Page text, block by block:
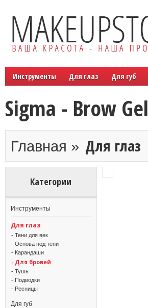
Инструменты Для глаз Для губ
Sigma - Brow Gel
Главная » Для глаз
Категории
Инструменты
Для глаз
- Тени для век
- Основа под тени
- Карандаши
- Для бровей
- Тушь
- Подводки
- Ресницы
Для губ